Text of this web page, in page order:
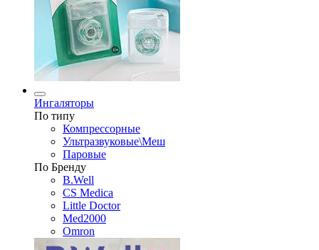
Ингаляторы
По типу
Компрессорные
Ультразвуковые\Меш
Паровые
По Бренду
B.Well
CS Medica
Little Doctor
Med2000
Omron